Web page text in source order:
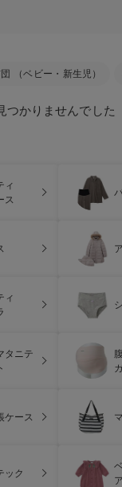
（ベビー・新生児）
つかりませんでした
ィ
ス
ィ
タニテ
ケース
ック